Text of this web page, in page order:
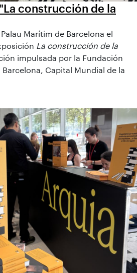
construcción de la
Marítim de Barcelona el
La construcción de la
impulsada por la Fundación
Capital Mundial de la